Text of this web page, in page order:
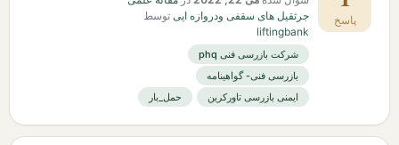
پاسخ
جرثقیل های سقفی ودروازه ایی توسط
liftingbank
شرکت بازرسی فنی phq
بازرسی فنی- گواهینامه
ایمنی بازرسی تاورکرین
حمل_بار